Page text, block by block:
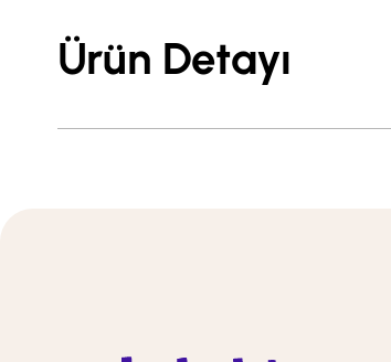
Ürün Detayı